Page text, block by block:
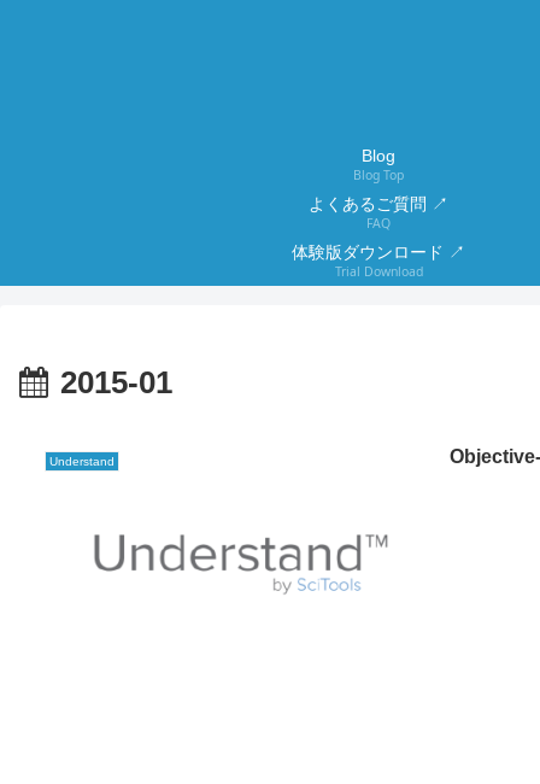
Blog
Blog Top
よくあるご質問 ↗
FAQ
体験版ダウンロード ↗
Trial Download
2015-01
Understand